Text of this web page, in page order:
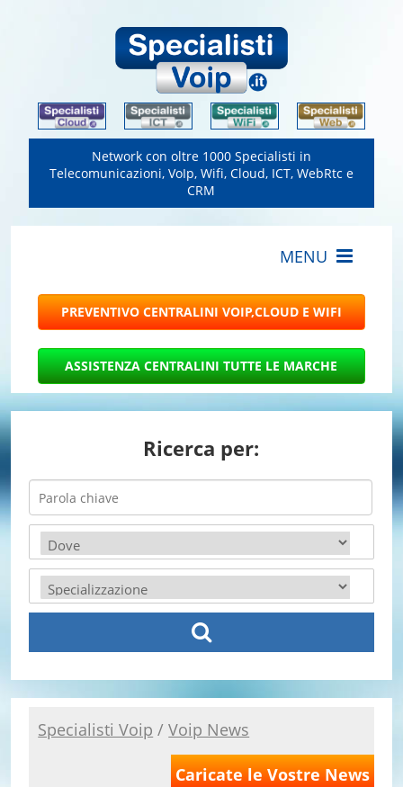
Network con oltre 1000 Specialisti in
Telecomunicazioni, VoIp, Wifi, Cloud, ICT, WebRtc e
CRM
Ricerca per:
Specialisti Voip /Voip News
Caricate le Vostre News